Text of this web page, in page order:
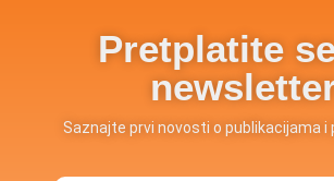
Pretplatite
Saznajte prvi novosti o publikacijama i